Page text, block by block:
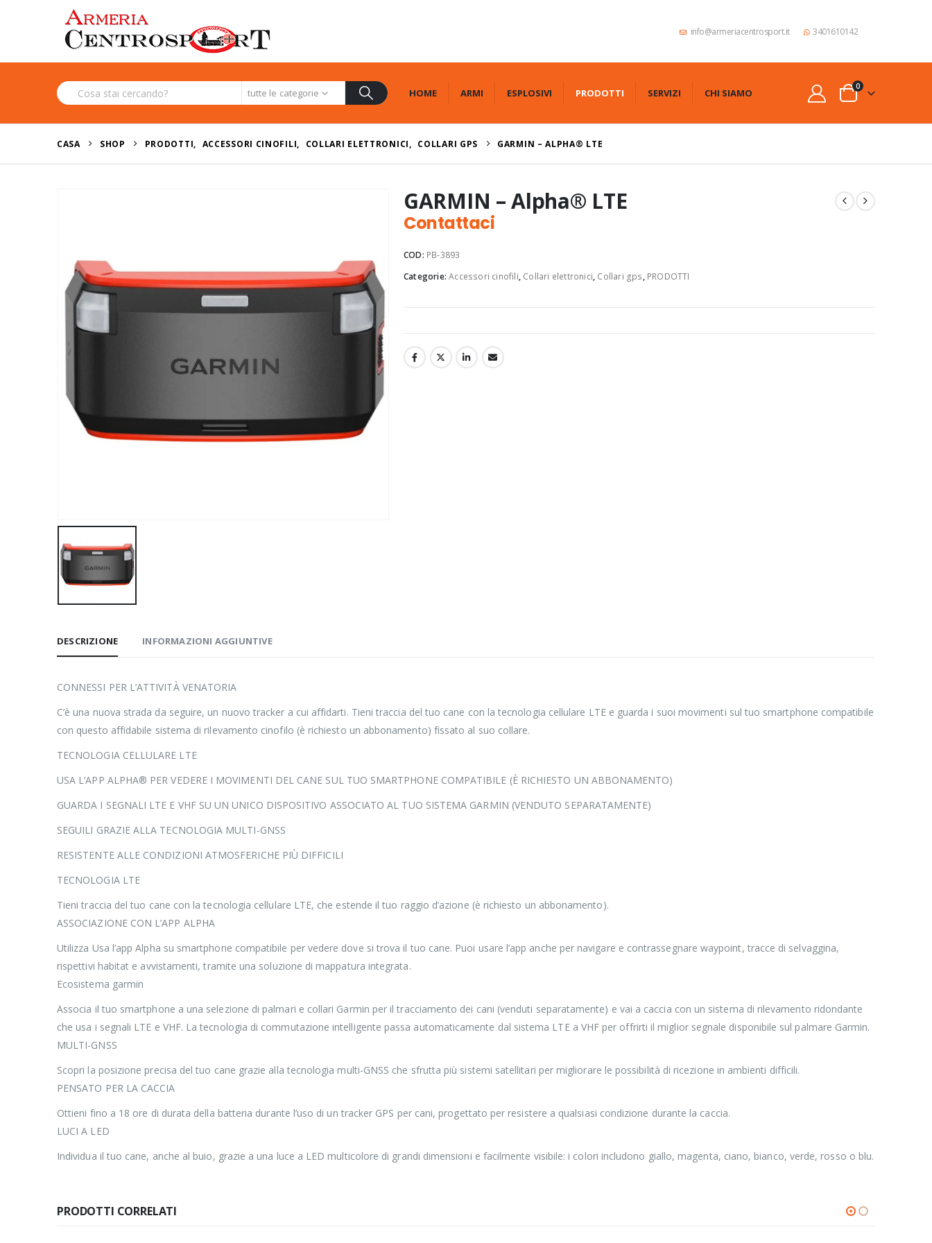
info@armeriacentrosport.it 3401610142
tutte le categorie HOME ARMI ESPLOSIVI PRODOTTI SERVIZI CHI SIAMO
0
CASA SHOP PRODOTTI, ACCESSORI CINOFILI, COLLARI ELETTRONICI, COLLARI GPS GARMIN – ALPHA® LTE
GARMIN – Alpha® LTE
Contattaci
COD: PB-3893
Categorie:Accessori cinofili, Collari elettronici, Collari gps, PRODOTTI
DESCRIZIONE INFORMAZIONI AGGIUNTIVE
CONNESSI PER L’ATTIVITÀ VENATORIA
C’è una nuova strada da seguire, un nuovo tracker a cui affidarti. Tieni traccia del tuo cane con la tecnologia cellulare LTE e guarda i suoi movimenti sul tuo smartphone compatibile
con questo affidabile sistema di rilevamento cinofilo (è richiesto un abbonamento) fissato al suo collare.
TECNOLOGIA CELLULARE LTE
USA L’APP ALPHA® PER VEDERE I MOVIMENTI DEL CANE SUL TUO SMARTPHONE COMPATIBILE (È RICHIESTO UN ABBONAMENTO)
GUARDA I SEGNALI LTE E VHF SU UN UNICO DISPOSITIVO ASSOCIATO AL TUO SISTEMA GARMIN (VENDUTO SEPARATAMENTE)
SEGUILI GRAZIE ALLA TECNOLOGIA MULTI-GNSS
RESISTENTE ALLE CONDIZIONI ATMOSFERICHE PIÙ DIFFICILI
TECNOLOGIA LTE
Tieni traccia del tuo cane con la tecnologia cellulare LTE, che estende il tuo raggio d’azione (è richiesto un abbonamento).
ASSOCIAZIONE CON L’APP ALPHA
Utilizza Usa l’app Alpha su smartphone compatibile per vedere dove si trova il tuo cane. Puoi usare l’app anche per navigare e contrassegnare waypoint, tracce di selvaggina,
rispettivi habitat e avvistamenti, tramite una soluzione di mappatura integrata.
Ecosistema garmin
Associa il tuo smartphone a una selezione di palmari e collari Garmin per il tracciamento dei cani (venduti separatamente) e vai a caccia con un sistema di rilevamento ridondante
che usa i segnali LTE e VHF. La tecnologia di commutazione intelligente passa automaticamente dal sistema LTE a VHF per offrirti il miglior segnale disponibile sul palmare Garmin.
MULTI-GNSS
Scopri la posizione precisa del tuo cane grazie alla tecnologia multi-GNSS che sfrutta più sistemi satellitari per migliorare le possibilità di ricezione in ambienti difficili.
PENSATO PER LA CACCIA
Ottieni fino a 18 ore di durata della batteria durante l’uso di un tracker GPS per cani, progettato per resistere a qualsiasi condizione durante la caccia.
LUCI A LED
Individua il tuo cane, anche al buio, grazie a una luce a LED multicolore di grandi dimensioni e facilmente visibile: i colori includono giallo, magenta, ciano, bianco, verde, rosso o blu.
PRODOTTI CORRELATI